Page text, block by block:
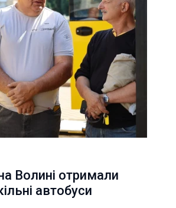
Волині отримали
автобуси